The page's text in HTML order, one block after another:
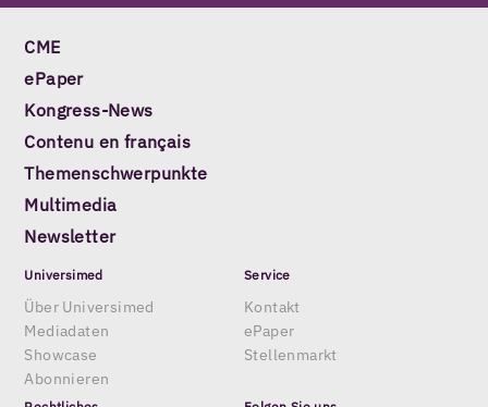
CME
ePaper
Kongress-News
Contenu en français
Themenschwerpunkte
Multimedia
Newsletter
Universimed
Über Universimed
Mediadaten
Showcase
Abonnieren
Service
Kontakt
ePaper
Stellenmarkt